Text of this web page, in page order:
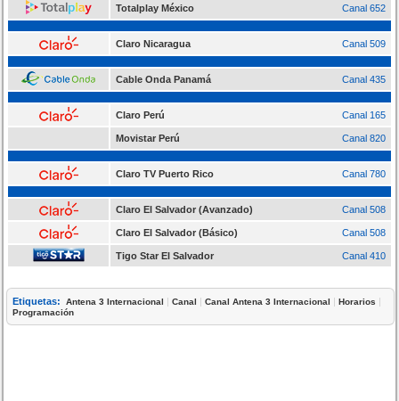
Totalplay México Canal 652
Claro Nicaragua Canal 509
Cable Onda Panamá Canal 435
Claro Perú Canal 165
Movistar Perú Canal 820
Claro TV Puerto Rico Canal 780
Claro El Salvador (Avanzado) Canal 508
Claro El Salvador (Básico) Canal 508
Tigo Star El Salvador Canal 410
Etiquetas: Antena 3 Internacional |Canal |Canal Antena 3 Internacional |Horarios |
Programación